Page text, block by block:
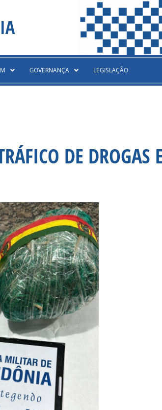
GOVERNANÇA LEGISLAÇÃO
DE DROGAS